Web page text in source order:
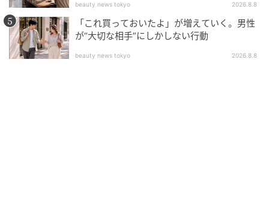
「U-Way Lite」シリーズは、2023年7月から提供して
いる「U-Way Lite OCI Base Model」を基盤に、データ
ベース迅速活用を目的とした「U-Way Lite OCI DB
Model」など複数のラインアップを展開しています。
beauty news tokyo 2026.8.8
「これ買っておいたよ」が増えていく。男性
が“大切な相手”にしかしない行動
beauty news tokyo 2026.8.8